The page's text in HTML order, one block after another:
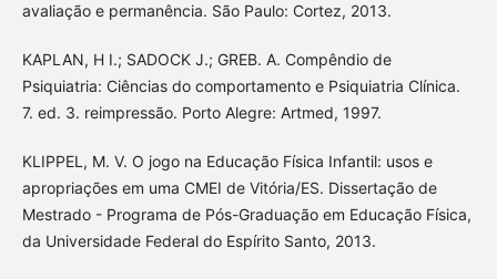
avaliação e permanência. São Paulo: Cortez, 2013.
KAPLAN, H I.; SADOCK J.; GREB. A. Compêndio de
Psiquiatria: Ciências do comportamento e Psiquiatria Clínica.
7. ed. 3. reimpressão. Porto Alegre: Artmed, 1997.
KLIPPEL, M. V. O jogo na Educação Física Infantil: usos e
apropriações em uma CMEI de Vitória/ES. Dissertação de
Mestrado - Programa de Pós-Graduação em Educação Física,
da Universidade Federal do Espírito Santo, 2013.